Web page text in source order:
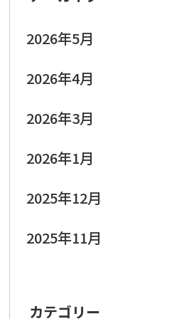
2026年5月
2026年4月
2026年3月
2026年1月
2025年12月
2025年11月
カテゴリー